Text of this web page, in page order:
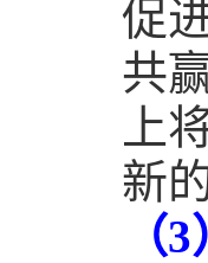
促
共
上
新
（3